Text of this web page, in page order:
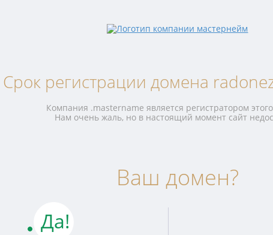
Срок регистрации домена
Компания .mastername является регистратором
Нам очень жаль, но в настоящий момент сайт
Ваш домен?
Да!